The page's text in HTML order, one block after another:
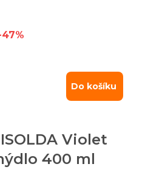
47%
Do košíku
Violet
400 ml